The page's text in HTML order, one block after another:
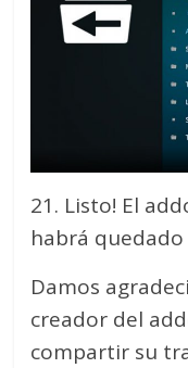
21. Listo! El
habrá
Damos
creador del
compartir su